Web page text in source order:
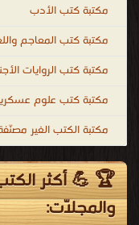
مكتبة كتب الأدب
مكتبة كتب المعاجم
مكتبة كتب الروايات
مكتبة كتب علوم
مكتبة الكتب الغير
🏆 💪 أكثر
والمجلّات: